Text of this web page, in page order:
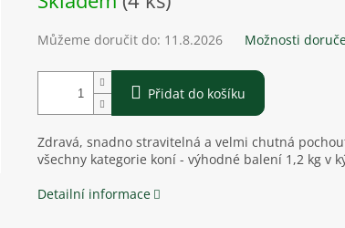
Můžeme doručit do: 11.8.2026 Možnosti
Přidat do košíku
Zdravá, snadno stravitelná a velmi chutná
všechny kategorie koní - výhodné balení 1,2 kg v
Detailní informace